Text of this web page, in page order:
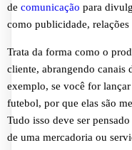
de comunicação para
como publicidade, relações
Trata da forma como o
cliente, abrangendo canais
exemplo, se você for
futebol, por que elas são
Tudo isso deve ser
de uma mercadoria ou